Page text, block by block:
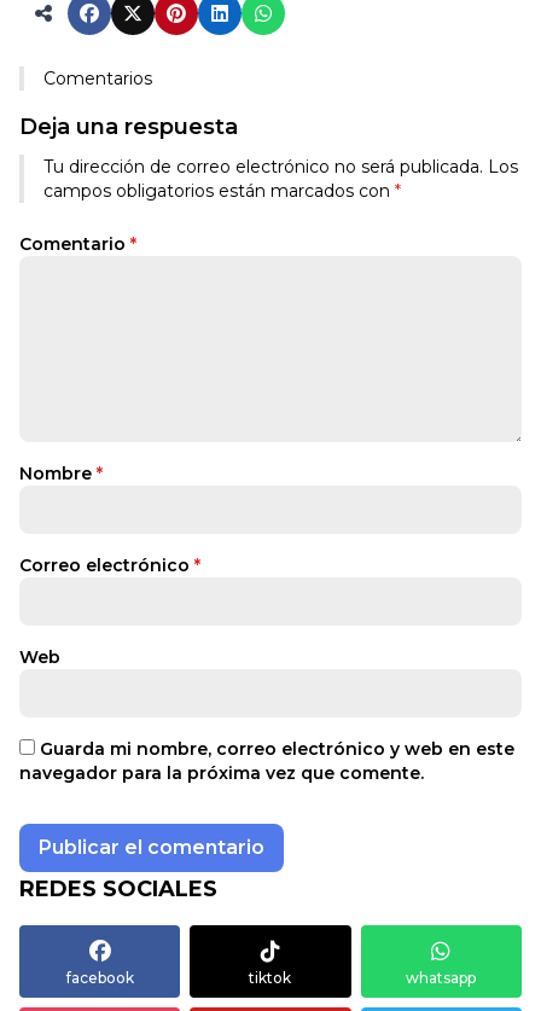
Comentarios
Deja una respuesta
Tu dirección de correo electrónico no será publicada. Los
campos obligatorios están marcados con *
Comentario *
Nombre *
Correo electrónico *
Web
Guarda mi nombre, correo electrónico y web en este
navegador para la próxima vez que comente.
REDES SOCIALES
facebook tiktok whatsapp